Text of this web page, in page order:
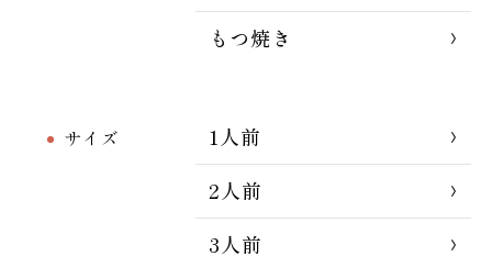
もつ焼き
サイズ
1人前
2人前
3人前